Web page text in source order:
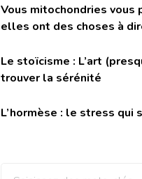
Vous mitochondries vous
elles ont des choses à
Le stoïcisme : L’art
trouver la sérénité
L’hormèse : le stress qui